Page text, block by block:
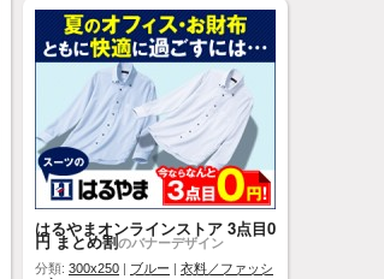
はるやまオンラインストア 3点目0
円 まとめ割のバナーデザイン
分類: 300x250 | ブルー | 衣料／ファッシ